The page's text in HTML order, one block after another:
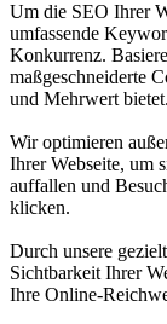
Um die SEO Ihrer
umfassende
Konkurrenz.
maßgeschneiderte
und Mehrwert bietet.
Wir optimieren
Ihrer Webseite, um
auffallen und
klicken.
Durch unsere
Sichtbarkeit Ihrer
Ihre Online-